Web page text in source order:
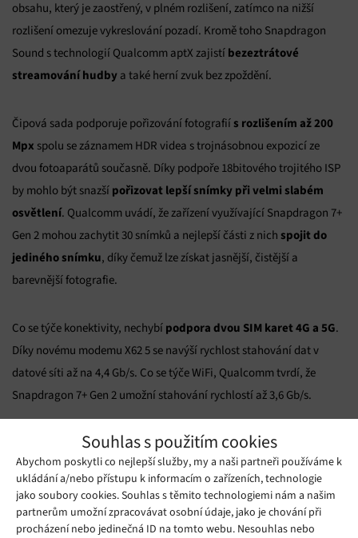
Souhlas s použitím cookies
Abychom poskytli co nejlepší služby, my a naši partneři používáme k
ukládání a/nebo přístupu k informacím o zařízeních, technologie
jako soubory cookies. Souhlas s těmito technologiemi nám a našim
partnerům umožní zpracovávat osobní údaje, jako je chování při
procházení nebo jedinečná ID na tomto webu. Nesouhlas nebo
obsahu, který je zaostřený, v plném rozlišení, zatímco na nižší
rozlišení omezuje vykreslování pozadí. Kromě toho Snapdragon
Sound s technologií Qualcomm aptX zajistí bezeztrátové
streamování hudby a také herní zvuk bez zpoždění.
Čipová sada podporuje pořizování fotografií s rozlišením až 200
Mpx spolu se záznamem HDR videa s trojnásobnou expozicí ze
dvou fotoaparátů současně. Díky podpoře 18bitového trojitého ISP
by mohlo být snazší pořizovat lepší snímky při velmi slabém
osvětlení. Qualcomm uvádí, že zařízení využívající Snapdragon 7+
Gen 2 mohou zachytit 30 snímků a nejlepší části z nich spojit do
jediného snímku, díky čemuž lze získat jasnější, čistější a
barevnější fotografie.
Co se týče konektivity, nechybí podpora dvou SIM karet 4G a 5G.
Díky novému modemu X62 5 se navýší rychlost stahování dat v
datové síti až na 4,4 Gb/s. Co se týče WiFi, Qualcomm tvrdí, že
Snapdragon 7+ Gen 2 umožní stahování rychlostí až 3,6 Gb/s.
engadget.com
Mohlo by se vám líbit